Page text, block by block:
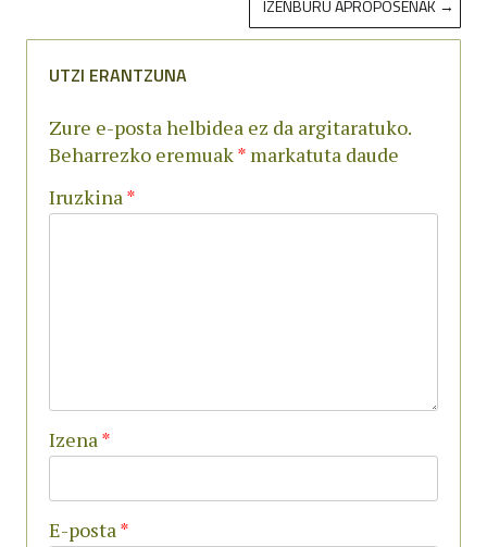
IZENBURU APROPOSENAK →
UTZI ERANTZUNA
Zure e-posta helbidea ez da argitaratuko.
Beharrezko eremuak* markatuta daude
Iruzkina*
Izena*
E-posta*